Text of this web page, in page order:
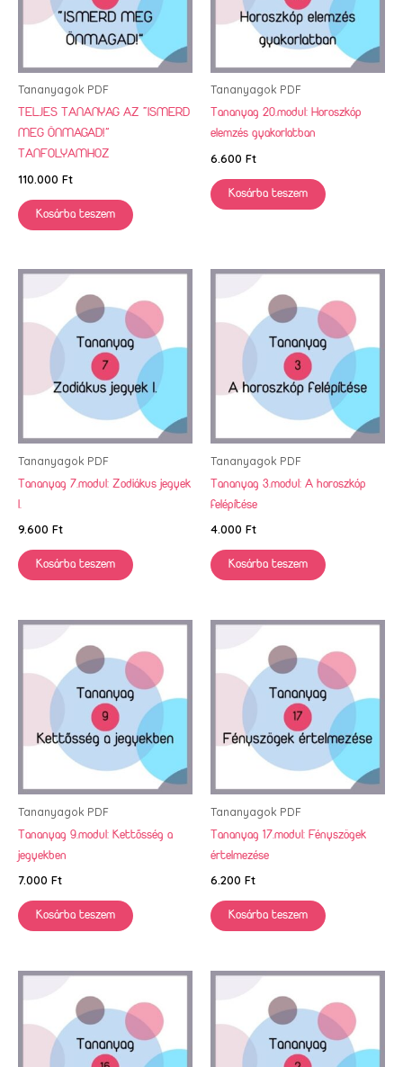
Tananyagok PDF
TELJES TANANYAG AZ “ISMERD
MEG ÖNMAGAD!”
TANFOLYAMHOZ
110.000 Ft
Kosárba teszem
Tananyagok PDF
Tananyag 20.modul: Horoszkóp
elemzés gyakorlatban
6.600 Ft
Kosárba teszem
Tananyagok PDF
Tananyag 7.modul: Zodiákus jegyek
I.
9.600 Ft
Kosárba teszem
Tananyagok PDF
Tananyag 3.modul: A horoszkóp
felépítése
4.000 Ft
Kosárba teszem
Tananyagok PDF
Tananyag 9.modul: Kettősség a
jegyekben
7.000 Ft
Kosárba teszem
Tananyagok PDF
Tananyag 17.modul: Fényszögek
értelmezése
6.200 Ft
Kosárba teszem